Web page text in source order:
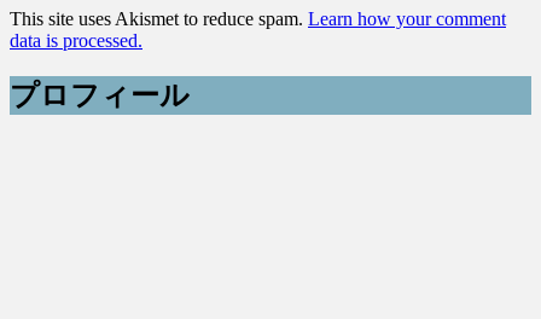
This site uses Akismet to reduce spam. Learn how your comment
data is processed.
プロフィール